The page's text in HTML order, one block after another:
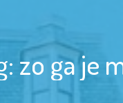
zo ga je